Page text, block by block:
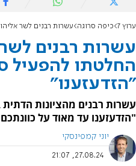
ערוץ 7 כיפה סרוגה עשרות רבנים לשר אליהו על
עשרות רבנים
החלטתו להפעיל
"הזדעזענו"
עשרות רבנים מהציונות
"הזדעזענו עד מאוד על
יוני קמפינסקי
27.08.24, 21:07